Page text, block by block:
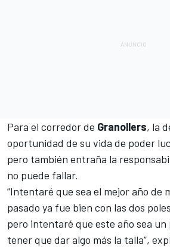
Para el corredor de Granollers, la
oportunidad de su vida de poder
pero también entraña la
no puede fallar.
“Intentaré que sea el mejor año de
pasado ya fue bien con las dos
pero intentaré que este año sea un
tener que dar algo más la talla”,